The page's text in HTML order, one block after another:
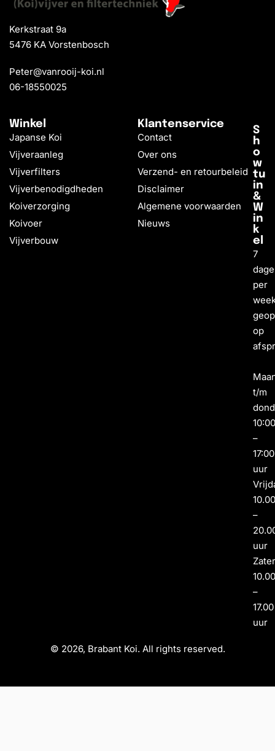
Kerkstraat 9a
5476 KA Vorstenbosch
Peter@vanrooij-koi.nl
06-18550025
Winkel
Japanse Koi
Vijveraanleg
Vijverfilters
Vijverbenodigdheden
Koiverzorging
Koivoer
Vijverbouw
Klantenservice
Contact
Over ons
Verzend- en retourbeleid
Disclaimer
Algemene voorwaarden
Nieuws
S
h
o
w
tu
in
&
W
in
k
el
7
per
op
t/m
–
17:00
uur
–
uur
–
17.00
uur
© 2026, Brabant Koi. All rights reserved.